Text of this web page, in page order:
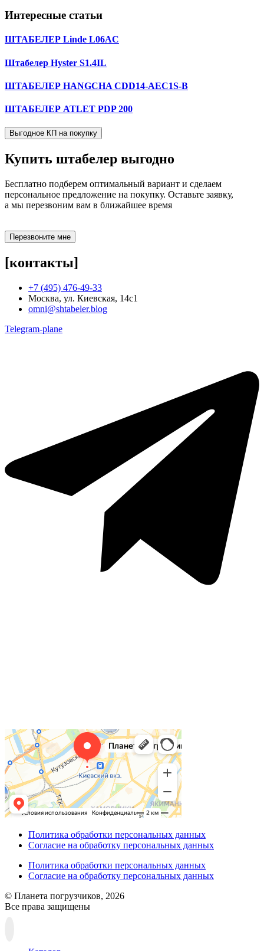
Интересные статьи
ШТАБЕЛЕР Linde L06AC
Штабелер Hyster S1.4IL
ШТАБЕЛЕР HANGCHA CDD14-AEC1S-B
ШТАБЕЛЕР ATLET PDP 200
Выгодное КП на покупку
Купить штабелер выгодно
Бесплатно подберем оптимальный вариант и сделаем
персональное предложение на покупку. Оставьте заявку,
а мы перезвоним вам в ближайшее время
Перезвоните мне
[контакты]
+7 (495) 476-49-33
Москва, ул. Киевская, 14с1
omni@shtabeler.blog
Telegram-plane
Политика обработки персональных данных
Согласие на обработку персональных данных
Политика обработки персональных данных
Согласие на обработку персональных данных
© Планета погрузчиков, 2026
Все права защищены